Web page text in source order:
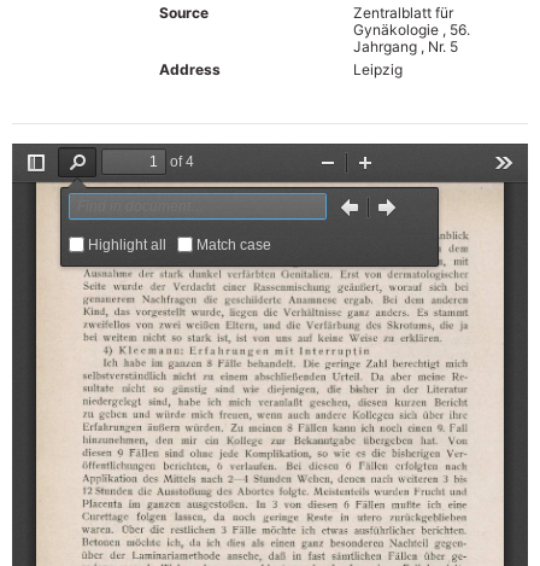
Source
Zentralblatt für
Gynäkologie , 56.
Jahrgang , Nr. 5
Address
Leipzig